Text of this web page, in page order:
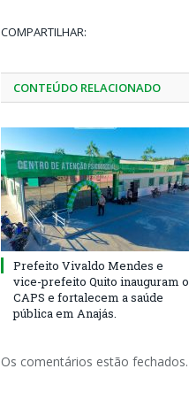
COMPARTILHAR:
CONTEÚDO RELACIONADO
Prefeito Vivaldo Mendes e
vice-prefeito Quito inauguram o
CAPS e fortalecem a saúde
pública em Anajás.
Os comentários estão fechados.